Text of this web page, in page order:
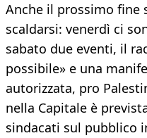
Anche il prossimo fine
scaldarsi: venerdì ci
sabato due eventi, il
possibile» e una
autorizzata, pro
nella Capitale è
sindacati sul pubblico